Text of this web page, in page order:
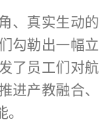
、真实生动的
勾勒出一幅立
了员工们对航
进产教融合、